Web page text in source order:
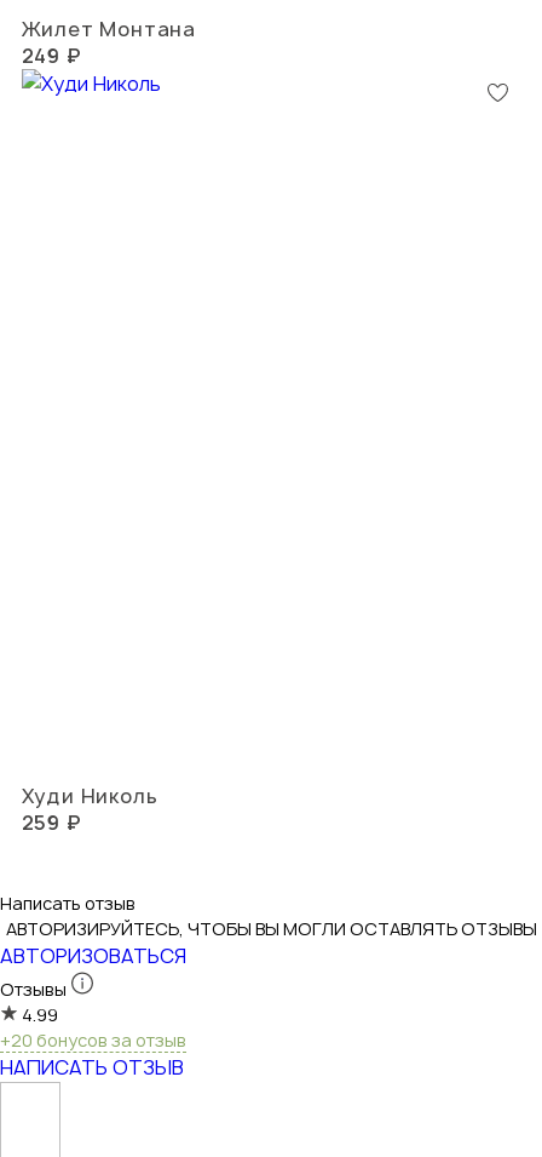
Жилет Монтана
249 ₽
Худи Николь
259 ₽
Написать отзыв
АВТОРИЗИРУЙТЕСЬ, ЧТОБЫ ВЫ МОГЛИ ОСТАВЛЯТЬ ОТЗЫВЫ
АВТОРИЗОВАТЬСЯ
Отзывы
4.99
+20 бонусов за отзыв
НАПИСАТЬ ОТЗЫВ